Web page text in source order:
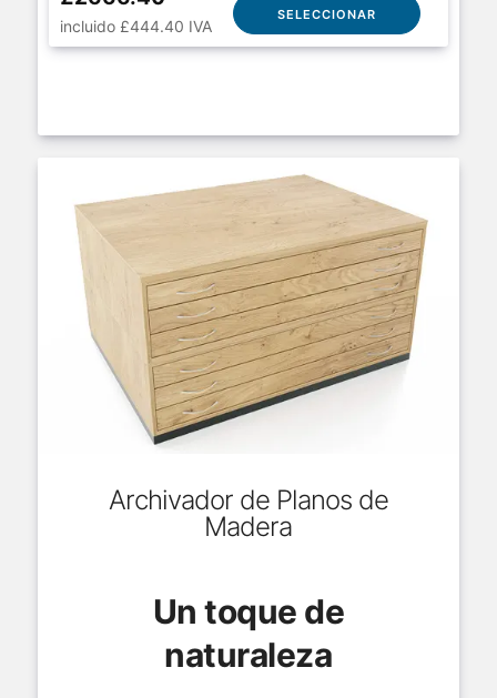
incluido £444.40 IVA
SELECCIONAR
Archivador de Planos de
Madera
Un toque de
naturaleza